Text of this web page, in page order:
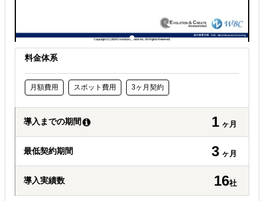
料金体系
月額費用 スポット費用 3ヶ月契約
導入までの期間 1 ヶ月
最低契約期間 3 ヶ月
導入実績数 16社